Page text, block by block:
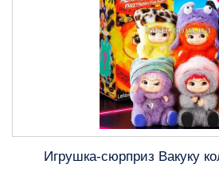
Игрушка-сюрприз Вакуку